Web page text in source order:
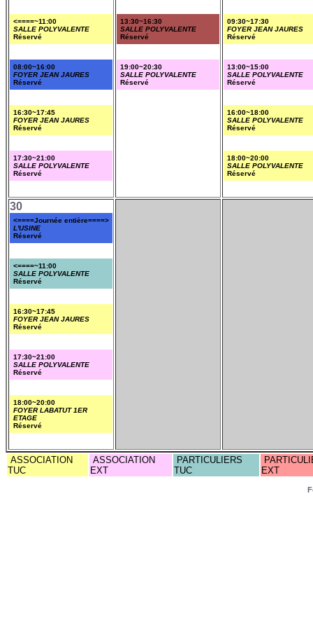
<====~11:00
SALLE POLYVALENTE
Réservé
08:00~16:00
FOYER JEAN JAURES
Réservé
16:30~17:45
FOYER JEAN JAURES
Réservé
17:30~21:00
SALLE POLYVALENTE
Réservé
13:30~16:30
SALLE POLYVALENTE
Réservé
19:00~20:30
SALLE POLYVALENTE
Réservé
09:30~17:30
FOYER JEAN JAURES
Réservé
13:00~15:00
SALLE POLYVALENTE
Réservé
16:00~18:00
SALLE POLYVALENTE
Réservé
18:00~20:00
SALLE POLYVALENTE
Réservé
30
<====Journée entière====>
L'USINE
Réservé
<====~11:00
SALLE POLYVALENTE
Réservé
16:30~17:45
FOYER JEAN JAURES
Réservé
17:30~21:00
SALLE POLYVALENTE
Réservé
18:00~20:00
FOYER LABATUT 1ER
ETAGE
Réservé
ASSOCIATION
TUC
ASSOCIATION
EXT
PARTICULIERS
TUC
EXT